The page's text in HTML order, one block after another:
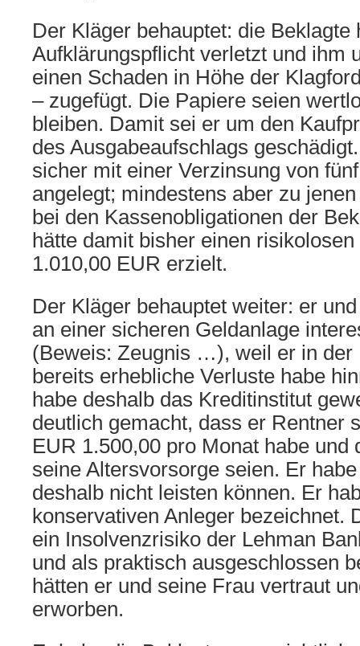
Der Kläger behauptet: die Beklagte
Aufklärungspflicht verletzt und ihm
einen Schaden in Höhe der
– zugefügt. Die Papiere seien
bleiben. Damit sei er um den
des Ausgabeaufschlags
sicher mit einer Verzinsung von
angelegt; mindestens aber zu
bei den Kassenobligationen der
hätte damit bisher einen
1.010,00 EUR erzielt.
Der Kläger behauptet weiter: er
an einer sicheren Geldanlage
(Beweis: Zeugnis …), weil er in der
bereits erhebliche Verluste habe
habe deshalb das Kreditinstitut
deutlich gemacht, dass er Rentner
EUR 1.500,00 pro Monat habe und
seine Altersvorsorge seien. Er
deshalb nicht leisten können. Er
konservativen Anleger bezeichnet.
ein Insolvenzrisiko der Lehman
und als praktisch ausgeschlossen
hätten er und seine Frau vertraut
erworben.